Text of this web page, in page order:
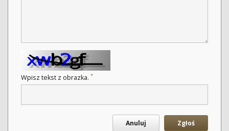
Wpisz tekst z obrazka. *
Anuluj Zgłoś